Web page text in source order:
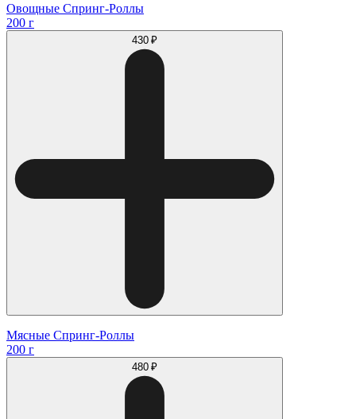
Овощные Спринг-Роллы
200 г
430 ₽
Мясные Спринг-Роллы
200 г
480 ₽